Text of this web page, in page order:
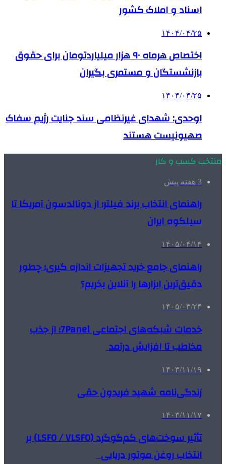
اسناد و املاک کشور
۱۴۰۴/۰۴/۲۵
اختصاص هرماه ۹۰ هزار میلیاردتومان برای حقوق
بازنشستگان و مستمری بگیران
۱۴۰۴/۰۴/۲۵
اوحدی: شهدای غیرنظامی سند جنایت رژیم سفاک
صهیونیست هستند
منتخب کسب و کار
3 هفته پیش
راهنمای انتخاب برند فیلتر؛ از دونالدسون آمریکا تا
سیلکوه ایران
۱۴۰۵/۰۴/۱۴
راهنمای جامع خرید تجهیزات اندازه گیری؛ چطور
دقیق‌ترین ابزارها را آنلاین بخریم؟
۱۴۰۵/۰۳/۲۴
خدمات شبکه‌های اجتماعی 7Panel؛ از جذب
مخاطب تا افزایش درآمد
۱۴۰۳/۱۱/۱۹
زندگی‌نامه شهید فریدون حقی
۱۴۰۳/۱۱/۱۷
تأثیر سوخت‌های کم‌گوگرد (LSFO / VLSFO) بر
انتخاب روغن موتور دریایی